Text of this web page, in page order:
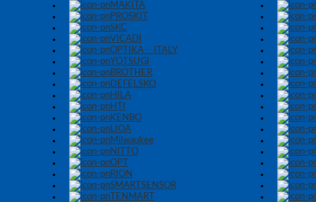
MAKITA
PROSKIT
SKC
VICADI
OPTIKA – ITALY
YOTSUGI
BROTHER
DEFELSKO
HILA
HTI
KENBO
LIOA
Milwaukee
NITTO
OPT
RION
SMARTSENSOR
TENMART